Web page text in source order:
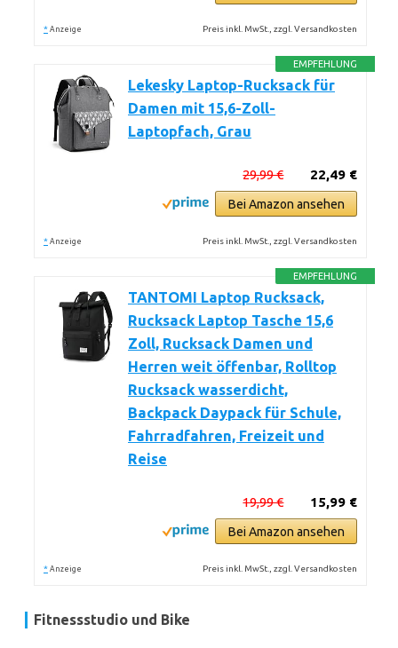
* Anzeige Preis inkl. MwSt., zzgl. Versandkosten
EMPFEHLUNG
Lekesky Laptop-Rucksack für
Damen mit 15,6-Zoll-
Laptopfach, Grau
22,49 €
29,99 €
Bei Amazon ansehen
* Anzeige Preis inkl. MwSt., zzgl. Versandkosten
EMPFEHLUNG
TANTOMI Laptop Rucksack,
Rucksack Laptop Tasche 15,6
Zoll, Rucksack Damen und
Herren weit öffenbar, Rolltop
Rucksack wasserdicht,
Backpack Daypack für Schule,
Fahrradfahren, Freizeit und
Reise
15,99 €
19,99 €
Bei Amazon ansehen
* Anzeige Preis inkl. MwSt., zzgl. Versandkosten
Fitnessstudio und Bike